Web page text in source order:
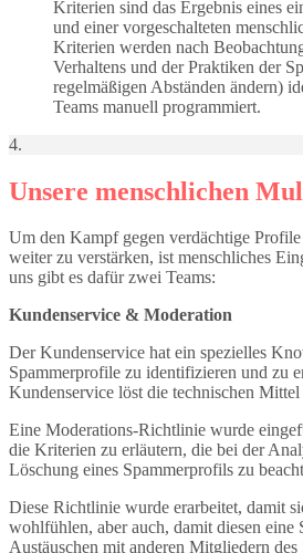
Kriterien sind das Ergebnis eines
und einer vorgeschalteten
Kriterien werden nach
Verhaltens und der Praktiken der
regelmäßigen Abständen ändern)
Teams manuell programmiert.
4.
Unsere menschlichen
Um den Kampf gegen verdächtige
weiter zu verstärken, ist menschliches
uns gibt es dafür zwei Teams:
Kundenservice & Moderation
Der Kundenservice hat ein spezielles
Spammerprofile zu identifizieren und zu
Kundenservice löst die technischen
Eine Moderations-Richtlinie wurde
die Kriterien zu erläutern, die bei der
Löschung eines Spammerprofils zu
Diese Richtlinie wurde erarbeitet, damit
wohlfühlen, aber auch, damit diesen eine
Austäuschen mit anderen Mitgliedern